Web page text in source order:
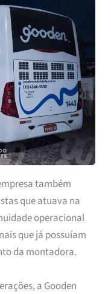
também
que atuava na
operacional
que já possuíam
da montadora.
a Gooden